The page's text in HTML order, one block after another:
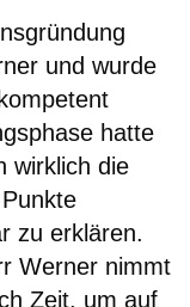
und wurde
hatte
wirklich die
zu erklären.
Werner nimmt
Zeit, um auf